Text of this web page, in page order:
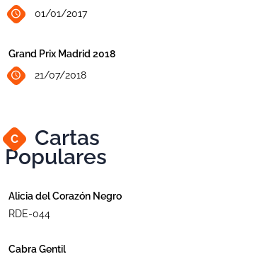
01/01/2017
Grand Prix Madrid 2018
21/07/2018
C Cartas
Populares
Alicia del Corazón Negro
RDE-044
Cabra Gentil